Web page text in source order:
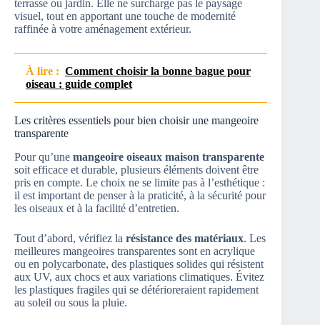
terrasse ou jardin. Elle ne surcharge pas le paysage
visuel, tout en apportant une touche de modernité
raffinée à votre aménagement extérieur.
À lire : Comment choisir la bonne bague pour
oiseau : guide complet
Les critères essentiels pour bien choisir une mangeoire
transparente
Pour qu’une mangeoire oiseaux maison transparente
soit efficace et durable, plusieurs éléments doivent être
pris en compte. Le choix ne se limite pas à l’esthétique :
il est important de penser à la praticité, à la sécurité pour
les oiseaux et à la facilité d’entretien.
Tout d’abord, vérifiez la résistance des matériaux. Les
meilleures mangeoires transparentes sont en acrylique
ou en polycarbonate, des plastiques solides qui résistent
aux UV, aux chocs et aux variations climatiques. Évitez
les plastiques fragiles qui se détérioreraient rapidement
au soleil ou sous la pluie.